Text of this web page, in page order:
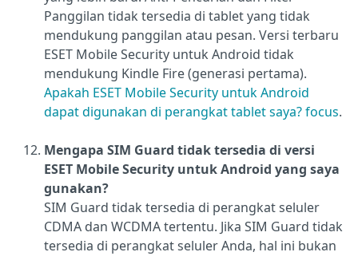
Panggilan tidak tersedia di tablet yang tidak
mendukung panggilan atau pesan. Versi terbaru
ESET Mobile Security untuk Android tidak
mendukung Kindle Fire (generasi pertama).
Apakah ESET Mobile Security untuk Android
dapat digunakan di perangkat tablet saya? focus.
Mengapa SIM Guard tidak tersedia di versi
ESET Mobile Security untuk Android yang saya
gunakan?
SIM Guard tidak tersedia di perangkat seluler
CDMA dan WCDMA tertentu. Jika SIM Guard tidak
tersedia di perangkat seluler Anda, hal ini bukan